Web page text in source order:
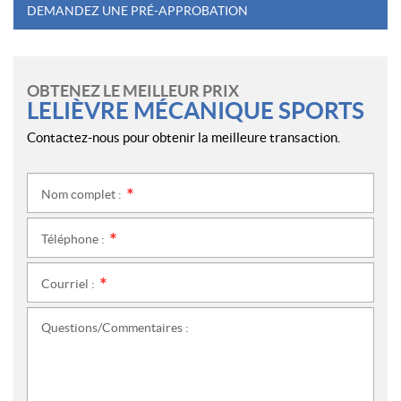
DEMANDEZ UNE PRÉ-APPROBATION
OBTENEZ LE MEILLEUR PRIX
LELIÈVRE MÉCANIQUE SPORTS
Contactez-nous pour obtenir la meilleure transaction.
Nom complet :
Téléphone :
Courriel :
Questions/Commentaires :